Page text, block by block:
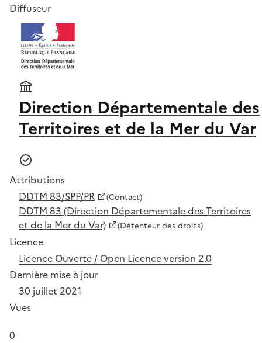
Diffuseur
Direction Départementale des
Territoires et de la Mer du Var
Attributions
DDTM 83/SPP/PR
(Contact)
DDTM 83 (Direction Départementale des Territoires
et de la Mer du Var)
(Détenteur des droits)
Licence
Licence Ouverte / Open Licence version 2.0
Dernière mise à jour
30 juillet 2021
Vues
0